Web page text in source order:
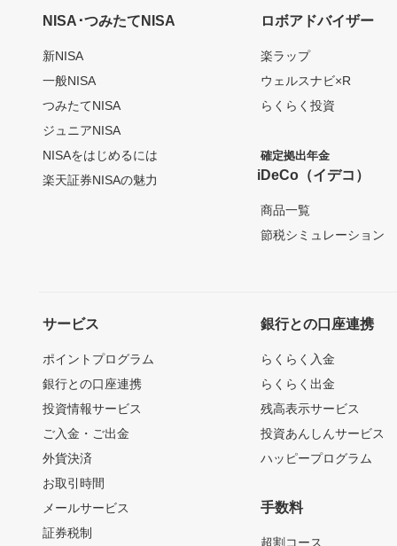
NISA･つみたてNISA
新NISA
一般NISA
つみたてNISA
ジュニアNISA
NISAをはじめるには
楽天証券NISAの魅力
ロボアドバイザー
楽ラップ
ウェルスナビ×R
らくらく投資
確定拠出年金
iDeCo（イデコ）
商品一覧
節税シミュレーション
サービス
ポイントプログラム
銀行との口座連携
投資情報サービス
ご入金・ご出金
外貨決済
お取引時間
メールサービス
証券税制
銀行との口座連携
らくらく入金
らくらく出金
残高表示サービス
投資あんしんサービス
ハッピープログラム
手数料
超割コース